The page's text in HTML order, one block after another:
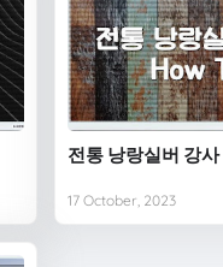
전통 낭랑실버 강사
17 October, 2023